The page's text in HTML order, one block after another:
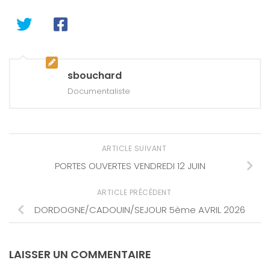
sbouchard
Documentaliste
ARTICLE SUIVANT
PORTES OUVERTES VENDREDI 12 JUIN
ARTICLE PRÉCÉDENT
DORDOGNE/CADOUIN/SEJOUR 5ème AVRIL 2026
LAISSER UN COMMENTAIRE